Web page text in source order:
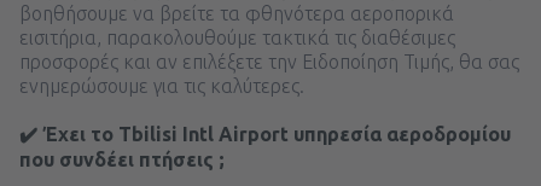
βοηθήσουμε να βρείτε τα φθηνότερα αεροπορικά
εισιτήρια, παρακολουθούμε τακτικά τις διαθέσιμες
προσφορές και αν επιλέξετε την Ειδοποίηση Τιμής, θα σας
ενημερώσουμε για τις καλύτερες.
✔️ Έχει το Tbilisi Intl Airport υπηρεσία αεροδρομίου
που συνδέει πτήσεις ;